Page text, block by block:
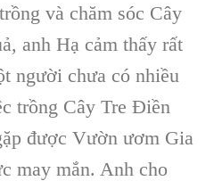
và chăm sóc Cây
anh Hạ cảm thấy rất
người chưa có nhiều
trồng Cây Tre Điền
được Vườn ươm Gia
may mắn. Anh cho